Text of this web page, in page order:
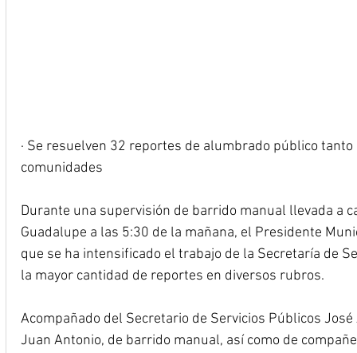
· Se resuelven 32 reportes de alumbrado público
comunidades
Durante una supervisión de barrido manual llevada a
Guadalupe a las 5:30 de la mañana, el Presidente
que se ha intensificado el trabajo de la Secretaría de
la mayor cantidad de reportes en diversos rubros.
Acompañado del Secretario de Servicios Públicos
Juan Antonio, de barrido manual, así como de